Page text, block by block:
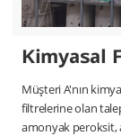
Kimyasal
Müşteri A'nın
filtrelerine olan
amonyak